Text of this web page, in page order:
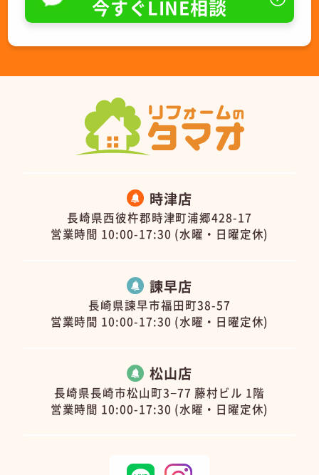
今すぐLINE相談
時津店
長崎県西彼杵郡時津町浦郷428-17
営業時間 10:00-17:30 (水曜・日曜定休)
諫早店
長崎県諫早市福田町38-57
営業時間 10:00-17:30 (水曜・日曜定休)
松山店
長崎県長崎市松山町3−77 藤村ビル 1階
営業時間 10:00-17:30 (水曜・日曜定休)